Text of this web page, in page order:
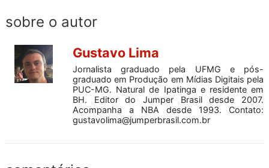
sobre o autor
Gustavo Lima
Jornalista graduado pela UFMG e pós-
graduado em Produção em Mídias Digitais pela
PUC-MG. Natural de Ipatinga e residente em
BH. Editor do Jumper Brasil desde 2007.
Acompanha a NBA desde 1993. Contato:
gustavolima@jumperbrasil.com.br